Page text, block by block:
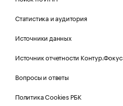
Статистика и аудитория
Источники данных
Источник отчетности Контур.Фокус
Вопросы и ответы
Политика Cookies РБК